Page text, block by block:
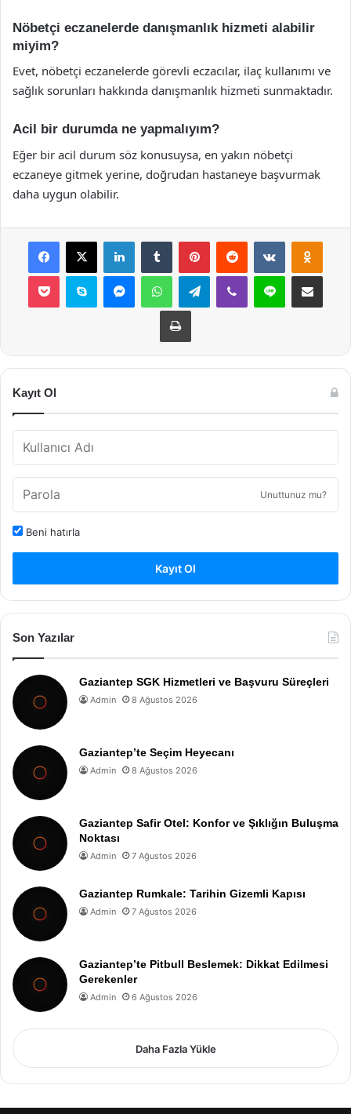
Nöbetçi eczanelerde danışmanlık hizmeti alabilir
miyim?
Evet, nöbetçi eczanelerde görevli eczacılar, ilaç kullanımı ve
sağlık sorunları hakkında danışmanlık hizmeti sunmaktadır.
Acil bir durumda ne yapmalıyım?
Eğer bir acil durum söz konusuysa, en yakın nöbetçi
eczaneye gitmek yerine, doğrudan hastaneye başvurmak
daha uygun olabilir.
Facebook
X LinkedInTumblr PinterestReddit VKontakte
Pocket Skype MessengerWhatsAppTelegramViber Line E-Posta ile
Yazdır
Kayıt Ol
Unuttunuz mu?
Beni hatırla
Kayıt Ol
Son Yazılar
Gaziantep SGK Hizmetleri ve Başvuru Süreçleri
Admin 8 Ağustos 2026
Gaziantep’te Seçim Heyecanı
Admin 8 Ağustos 2026
Gaziantep Safir Otel: Konfor ve Şıklığın Buluşma
Noktası
Admin 7 Ağustos 2026
Gaziantep Rumkale: Tarihin Gizemli Kapısı
Admin 7 Ağustos 2026
Gaziantep’te Pitbull Beslemek: Dikkat Edilmesi
Gerekenler
Admin 6 Ağustos 2026
Daha Fazla Yükle